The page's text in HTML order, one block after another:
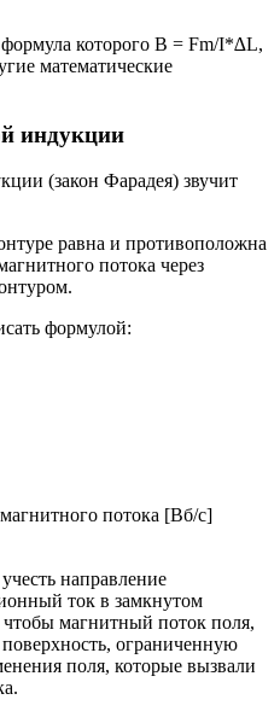
которого B = Fm/I*∆L,
математические
индукции
(закон Фарадея) звучит
равна и противоположна
потока через
формулой:
потока [Вб/с]
направление
ток в замкнутом
чтобы магнитный поток поля,
ограниченную
поля, которые вызвали